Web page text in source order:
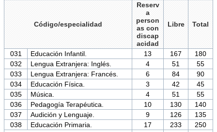
Código/especialidad
Reserv
a
person
as con
discap
acidad
Libre Total
031 Educación Infantil. 13 167
180
032
Lengua Extranjera: Inglés. 4 51
55
033
Lengua Extranjera: Francés. 6 84
90
034
Educación Física. 3 42
45
035
Música. 4 51
55
036
Pedagogía Terapéutica. 10 130
140
037
Audición y Lenguaje. 9 126
135
038
Educación Primaria. 17 233
250